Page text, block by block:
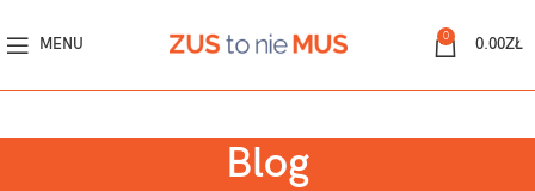
MENU 0 0.00ZŁ
Blog